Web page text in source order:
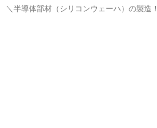
＼半導体部材（シリコンウェーハ）の製造！／ ＜具体的には…